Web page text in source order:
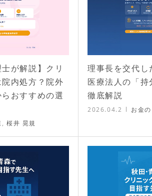
士が解説】クリ
内処方？院外
おすすめの選
,桜井 晃規
理事長を交代し
医療法人の「
徹底解説
2026.04.2 お金の